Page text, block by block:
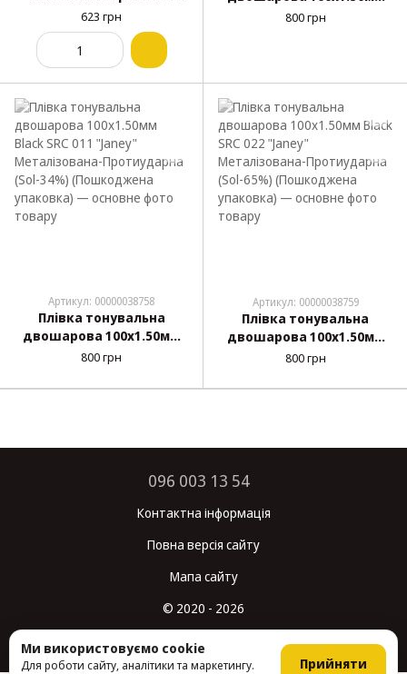
Black 100х300см (3%)
623 грн
Black SRC 004 "Janey"
800 грн
Артикул: 00000038758
Плівка тонувальна
двошарова 100х1.50мм
Black SRC 011 "Janey"
Протиударна (Sol-34%)
800 грн
Артикул: 00000038759
Плівка тонувальна
двошарова 100х1.50мм
Black SRC 022 "Janey"
Протиударна (Sol-65%)
800 грн
096 003 13 54
Контактна інформація
Повна версія сайту
Мапа сайту
© 2020 - 2026
Ми використовуємо cookie
Для роботи сайту, аналітики та маркетингу.
Прийняти